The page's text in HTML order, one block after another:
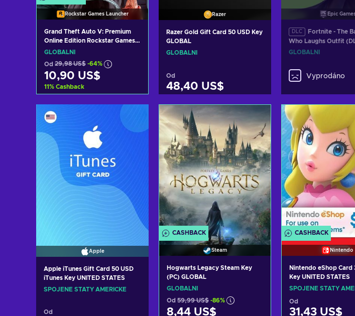
Rockstar Games Launcher
Grand Theft Auto V: Premium
Online Edition Rockstar Games
Launcher Key GLOBAL
GLOBÁLNÍ
Od 29,98 US$ -64%
10,90 US$
11% Cashback
Přidat do košíku
Zobrazit nabídky
Razer
Razer Gold Gift Card 50 USD Key
GLOBAL
GLOBÁLNÍ
Od
48,40 US$
Přidat do košíku
Zobrazit nabídky
Epic
DLC
Fortnite - The
Who Laughs Outfit
Games Key GLOBAL
GLOBÁLNÍ
Vyprodáno
Apple
Apple iTunes Gift Card 50 USD
iTunes Key UNITED STATES
SPOJENÉ STÁTY AMERICKÉ
Od
CASHBACK
Steam
Hogwarts Legacy Steam Key
(PC) GLOBAL
GLOBÁLNÍ
Od 59,99 US$ -86%
8,44 US$
CASHBACK
Nintendo
Nintendo eShop Card
Key UNITED STATES
SPOJENÉ STÁTY
Od
31,43 US$